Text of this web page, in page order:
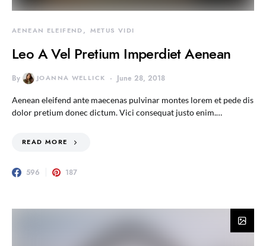
AENEAN ELEIFEND METUS VIDI
Leo A Vel Pretium Imperdiet Aenean
By JOANNA WELLICK June 28, 2018
Aenean eleifend ante maecenas pulvinar montes lorem et pede dis
dolor pretium donec dictum. Vici consequat justo enim.…
READ MORE
596 187